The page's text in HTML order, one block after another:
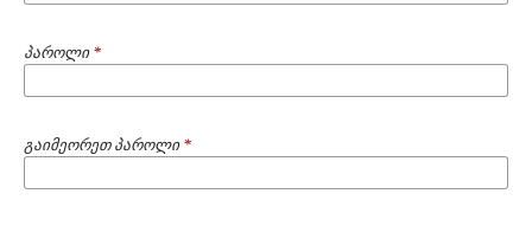
პაროლი*
გაიმეორეთ პაროლი*